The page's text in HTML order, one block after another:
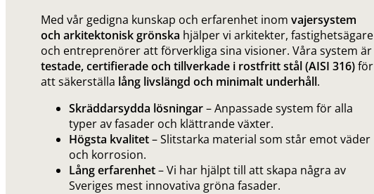
Med vår gedigna kunskap och erfarenhet inom vajersystem
och arkitektonisk grönska hjälper vi arkitekter, fastighetsägare
och entreprenörer att förverkliga sina visioner. Våra system är
testade, certifierade och tillverkade i rostfritt stål (AISI 316)för
att säkerställa lång livslängd och minimalt underhåll.
Skräddarsydda lösningar– Anpassade system för alla
typer av fasader och klättrande växter.
Högsta kvalitet– Slitstarka material som står emot väder
och korrosion.
Lång erfarenhet– Vi har hjälpt till att skapa några av
Sveriges mest innovativa gröna fasader.